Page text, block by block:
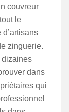
couvreur
le
zinguerie.
dizaines
dans
qui